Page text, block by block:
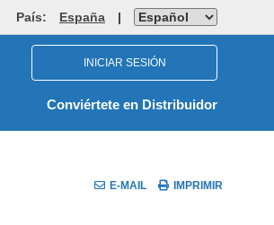
País: España |
INICIAR SESIÓN
Conviértete en Distribuidor
E-MAIL IMPRIMIR